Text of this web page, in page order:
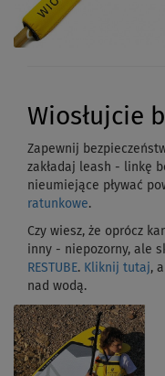
Wiosłujcie
Zapewnij
zakładaj leash - linkę
nieumiejące pływać
ratunkowe.
Czy wiesz, że oprócz
inny - niepozorny, ale
RESTUBE. Kliknij tutaj,
nad wodą.